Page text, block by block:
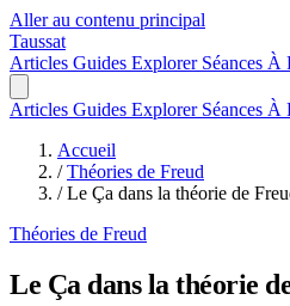
Aller au contenu principal
Taussat
Articles Guides Explorer Séances À
Articles Guides Explorer Séances À
Accueil
/ Théories de Freud
/ Le Ça dans la théorie de
Théories de Freud
Le Ça dans la théorie